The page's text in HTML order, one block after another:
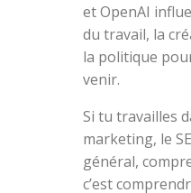
et OpenAI
du travail, la
la politique
venir.
Si tu travailles
marketing, le
général,
c’est